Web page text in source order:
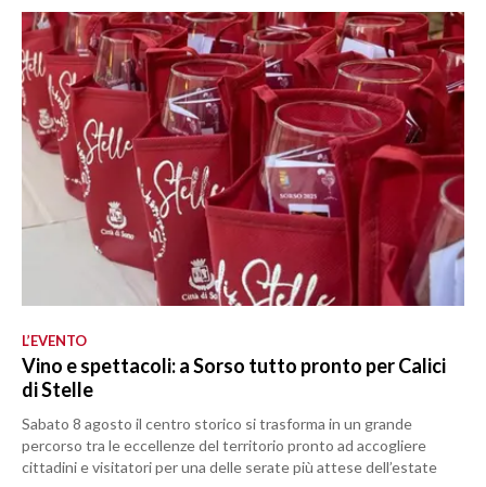
L’EVENTO
Vino e spettacoli: a Sorso tutto pronto per Calici
di Stelle
Sabato 8 agosto il centro storico si trasforma in un grande
percorso tra le eccellenze del territorio pronto ad accogliere
cittadini e visitatori per una delle serate più attese dell’estate